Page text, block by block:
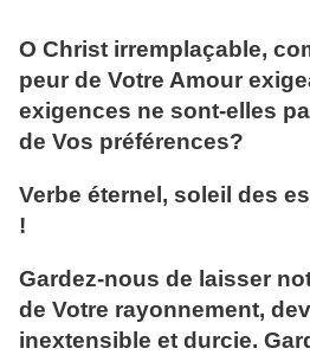
O Christ irremplaçable,
peur de Votre Amour
exigences ne sont-elles
de Vos préférences?
Verbe éternel, soleil des
!
Gardez-nous de laisser
de Votre rayonnement,
inextensible et durcie.